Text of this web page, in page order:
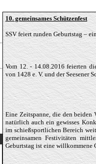
10. gemeinsames Schützenfest
SSV feiert runden Geburtstag –
Vom 12. - 14.08.2016 feierten
von 1428 e. V. und der Seesener
Eine Zeitspanne, die den beiden
natürlich auch ein gewisses
im schießsportlichen Bereich
gemeinsamen Festivitäten
Geburtstag ist eine willkommene